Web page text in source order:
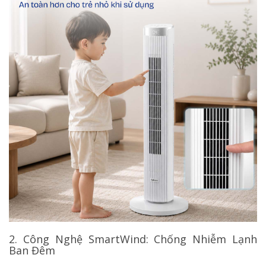
2. Công Nghệ SmartWind: Chống Nhiễm Lạnh
Ban Đêm